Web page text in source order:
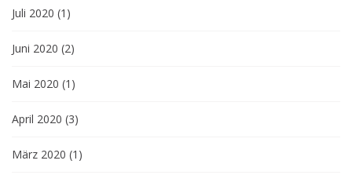
Juli 2020 (1)
Juni 2020 (2)
Mai 2020 (1)
April 2020 (3)
März 2020 (1)